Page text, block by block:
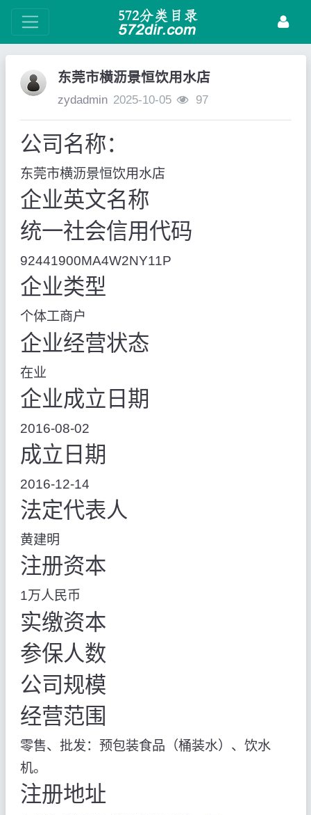
东莞市横沥景恒饮用水店
zydadmin 2025-10-05 97
公司名称：
东莞市横沥景恒饮用水店
企业英文名称
统一社会信用代码
92441900MA4W2NY11P
企业类型
个体工商户
企业经营状态
在业
企业成立日期
2016-08-02
成立日期
2016-12-14
法定代表人
黄建明
注册资本
1万人民币
实缴资本
参保人数
公司规模
经营范围
零售、批发：预包装食品（桶装水）、饮水
机。
注册地址